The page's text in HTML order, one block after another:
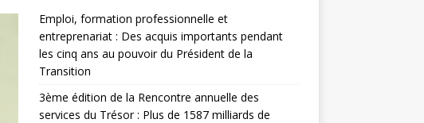
Emploi, formation professionnelle et
entreprenariat : Des acquis importants pendant
les cinq ans au pouvoir du Président de la
Transition
3ème édition de la Rencontre annuelle des
services du Trésor : Plus de 1587 milliards de